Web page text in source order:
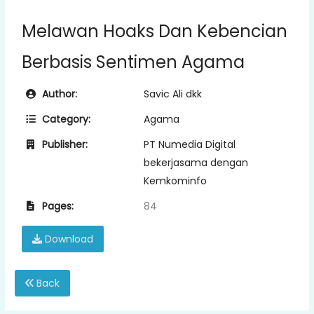
Melawan Hoaks Dan Kebencian
Berbasis Sentimen Agama
Author:
Savic Ali dkk
Category:
Agama
Publisher:
PT Numedia Digital
bekerjasama dengan
Kemkominfo
Pages:
84
Download
Back